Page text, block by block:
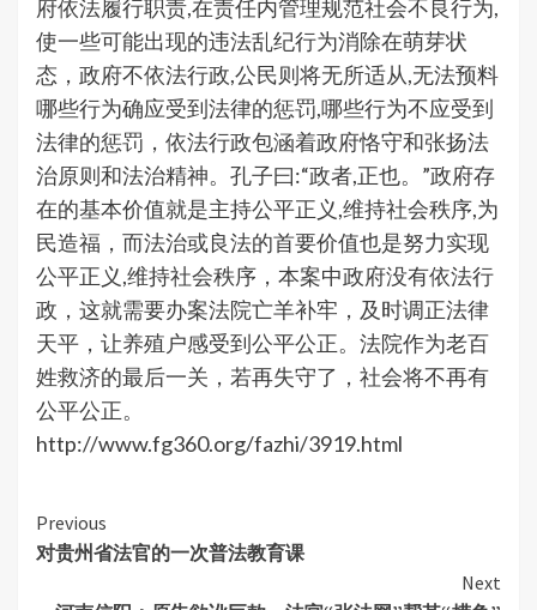
府依法履行职责,在责任内管理规范社会不良行为,
使一些可能出现的违法乱纪行为消除在萌芽状
态，政府不依法行政,公民则将无所适从,无法预料
哪些行为确应受到法律的惩罚,哪些行为不应受到
法律的惩罚，依法行政包涵着政府恪守和张扬法
治原则和法治精神。孔子曰:“政者,正也。”政府存
在的基本价值就是主持公平正义,维持社会秩序,为
民造福，而法治或良法的首要价值也是努力实现
公平正义,维持社会秩序，本案中政府没有依法行
政，这就需要办案法院亡羊补牢，及时调正法律
天平，让养殖户感受到公平公正。法院作为老百
姓救济的最后一关，若再失守了，社会将不再有
公平公正。
http://www.fg360.org/fazhi/3919.html
Continue
Reading
Previous
对贵州省法官的一次普法教育课
Next